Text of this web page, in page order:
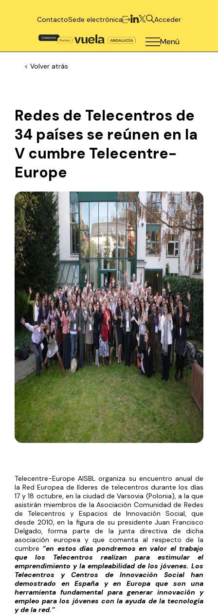
ContactoSede electrónica Acceder
Menú
< Volver atrás
Redes de Telecentros de
34 países se reúnen en la
V cumbre Telecentre-
Europe
Telecentre-Europe AISBL organiza su encuentro anual de
la Red Europea de líderes de telecentros durante los días
17 y 18 octubre, en la ciudad de Varsovia (Polonia), a la que
asistirán miembros de la Asociación Comunidad de Redes
de Telecentros y Espacios de Innovación Social, que
desde 2010, en la figura de su presidente Juan Francisco
Delgado, forma parte de la junta directiva de dicha
asociación europea y que comenta al respecto de la
cumbre “en estos días pondremos en valor el trabajo
que los Telecentros realizan para estimular el
emprendimiento y la empleabilidad de los jóvenes. Los
Telecentros y Centros de Innovación Social han
demostrado en España y en Europa que son una
herramienta fundamental para generar innovación y
empleo para los jóvenes con la ayuda de la tecnología
y de la red.”